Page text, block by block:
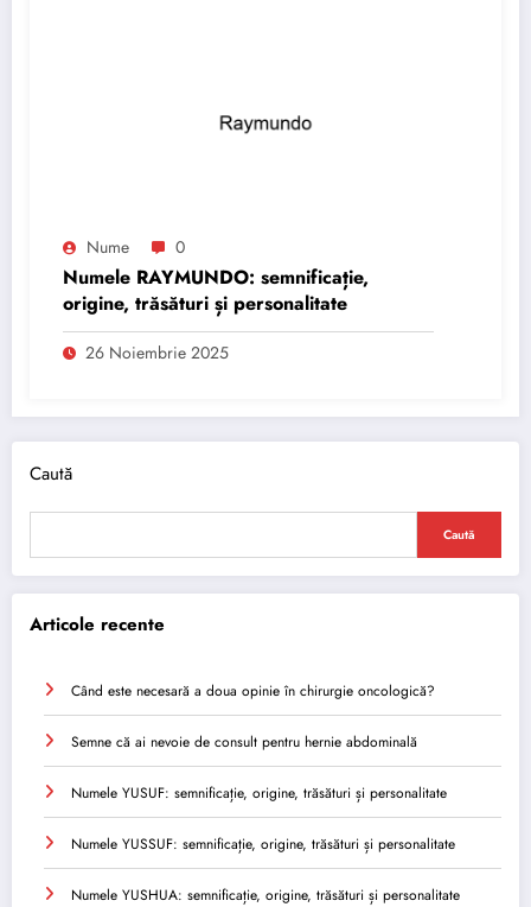
Nume 0
Numele RAYMUNDO: semnificație,
origine, trăsături și personalitate
26 Noiembrie 2025
Caută
Caută
Articole recente
Când este necesară a doua opinie în chirurgie oncologică?
Semne că ai nevoie de consult pentru hernie abdominală
Numele YUSUF: semnificație, origine, trăsături și personalitate
Numele YUSSUF: semnificație, origine, trăsături și personalitate
Numele YUSHUA: semnificație, origine, trăsături și personalitate